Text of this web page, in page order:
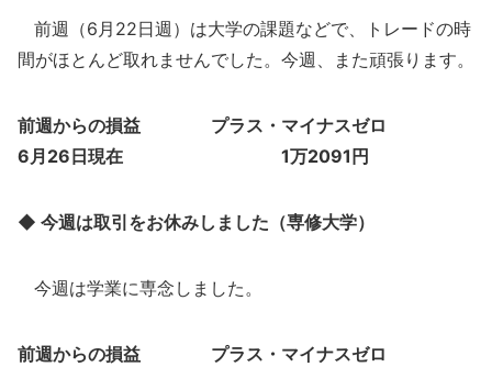
前週（6月22日週）は大学の課題などで、トレードの時
間がほとんど取れませんでした。今週、また頑張ります。
前週からの損益 プラス・マイナスゼロ
6月26日現在 1万2091円
◆ 今週は取引をお休みしました（専修大学）
今週は学業に専念しました。
前週からの損益 プラス・マイナスゼロ